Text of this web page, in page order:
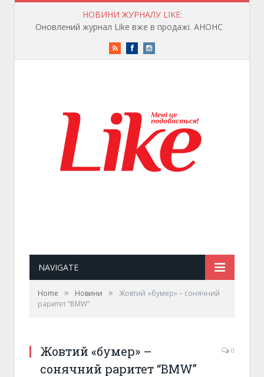
НОВИНИ ЖУРНАЛУ LIKE:
Оновлений журнал Like вже в продажі. АНОНС
RSS FacebookInstagram
NAVIGATE
Home » Новини »
Жовтий «бумер» – сонячний
раритет “BMW”
Жовтий «бумер» –
сонячний раритет “BMW”
0